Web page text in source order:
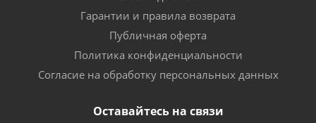
Гарантии и правила возврата
Публичная оферта
Политика конфиденциальности
Согласие на обработку персональных данных
Оставайтесь на связи